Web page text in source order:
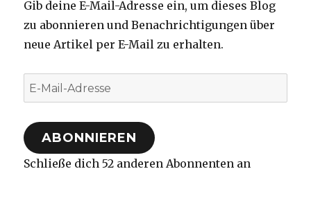
Gib deine E-Mail-Adresse ein, um dieses Blog
zu abonnieren und Benachrichtigungen über
neue Artikel per E-Mail zu erhalten.
E-
Mail-
Adresse
ABONNIEREN
Schließe dich 52 anderen Abonnenten an